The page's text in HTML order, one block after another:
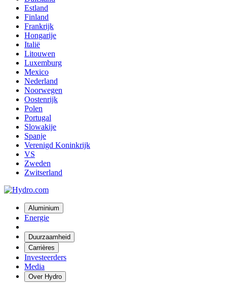
Estland
Finland
Frankrijk
Hongarije
Italië
Litouwen
Luxemburg
Mexico
Nederland
Noorwegen
Oostenrijk
Polen
Portugal
Slowakije
Spanje
Verenigd Koninkrijk
VS
Zweden
Zwitserland
Aluminium
Energie
Duurzaamheid
Carrières
Investeerders
Media
Over Hydro